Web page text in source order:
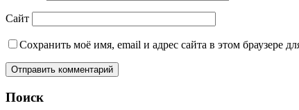
Сайт
Сохранить моё имя, email и адрес сайта в этом браузере
Поиск